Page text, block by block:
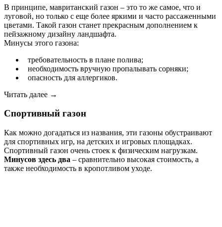
В принципе, мавританский газон – это то же самое, что и
луговой, но только с еще более яркими и часто рассаженными
цветами. Такой газон станет прекрасным дополнением к
пейзажному дизайну ландшафта.
Минусы этого газона:
требовательность в плане полива;
необходимость вручную пропалывать сорняки;
опасность для аллергиков.
Читать далее →
Спортивный газон
Как можно догадаться из названия, эти газоны обустраивают
для спортивных игр, на детских и игровых площадках.
Спортивный газон очень стоек к физическим нагрузкам.
Минусов здесь два – сравнительно высокая стоимость, а
также необходимость в кропотливом уходе.